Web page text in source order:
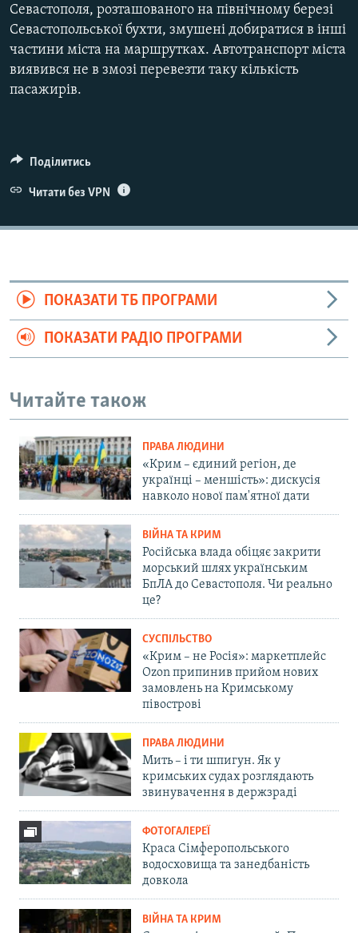
Усі сайти RFE/RL
Севастополя, розташованого на північному березі
Севастопольської бухти, змушені добиратися в інші
частини міста на маршрутках. Автотранспорт міста
виявився не в змозі перевезти таку кількість
пасажирів.
Поділитись
Читати без VPN
ПОКАЗАТИ ТБ ПРОГРАМИ
ПОКАЗАТИ РАДІО ПРОГРАМИ
Читайте також
ПРАВА ЛЮДИНИ
«Крим – єдиний регіон, де
українці – меншість»: дискусія
навколо нової пам'ятної дати
ВІЙНА ТА КРИМ
Російська влада обіцяє закрити
морський шлях українським
БпЛА до Севастополя. Чи реально
це?
СУСПІЛЬСТВО
«Крим – не Росія»: маркетплейс
Ozon припинив прийом нових
замовлень на Кримському
півострові
ПРАВА ЛЮДИНИ
Мить – і ти шпигун. Як у
кримських судах розглядають
звинувачення в держзраді
ФОТОГАЛЕРЕЇ
Краса Сімферопольського
водосховища та занедбаність
довкола
ВІЙНА ТА КРИМ